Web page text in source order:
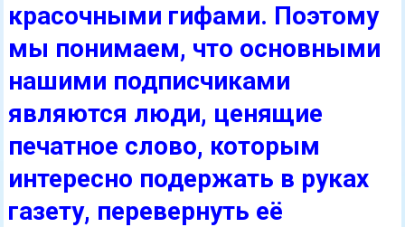
красочными гифами. Поэтому
мы понимаем, что основными
нашими подписчиками
являются люди, ценящие
печатное слово, которым
интересно подержать в руках
газету, перевернуть её